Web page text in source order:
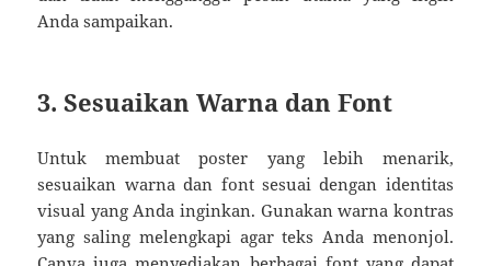
Anda sampaikan.
3. Sesuaikan Warna dan Font
Untuk membuat poster yang lebih menarik,
sesuaikan warna dan font sesuai dengan identitas
visual yang Anda inginkan. Gunakan warna kontras
yang saling melengkapi agar teks Anda menonjol.